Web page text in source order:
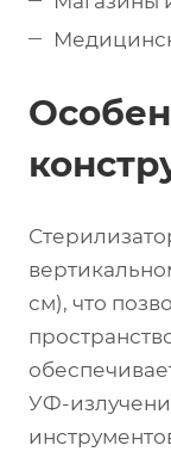
см), что
УФ-